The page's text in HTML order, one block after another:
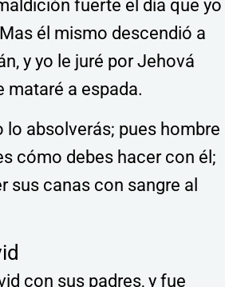
fuerte el día que yo
él mismo descendió a
y yo le juré por Jehová
mataré a espada.
lo absolverás; pues hombre
cómo debes hacer con él;
sus canas con sangre al
con sus padres, y fue